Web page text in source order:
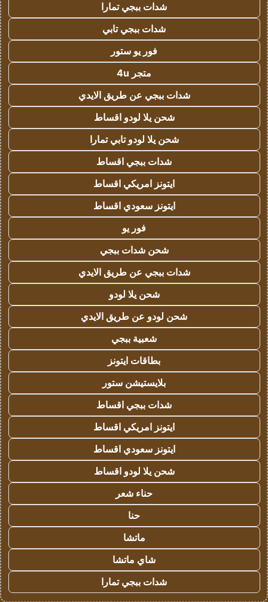
شدات ببجي تمارا
شدات ببجي تابي
فور يو ستور
متجر 4u
شدات ببجي عن طريق الايدي
شحن يلا لودو اقساط
شحن يلا لودو تابي تمارا
شدات ببجي اقساط
ايتونز امريكي اقساط
ايتونز سعودي اقساط
فور يو
شحن شدات ببجي
شدات ببجي عن طريق الايدي
شحن يلا لودو
شحن لودو عن طريق الايدي
شعبية ببجي
بطاقات ايتونز
بلايستيشن ستور
شدات ببجي اقساط
ايتونز امريكي اقساط
ايتونز سعودي اقساط
شحن يلا لودو اقساط
حناء شعر
حنا
ماتشا
شاي ماتشا
شدات ببجي تمارا